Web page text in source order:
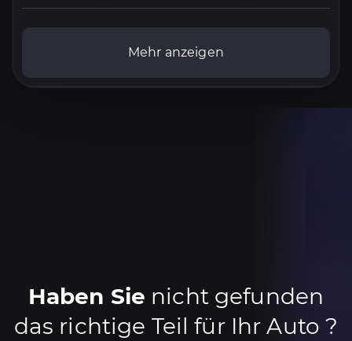
Mehr anzeigen
Haben Sie nicht gefunden
das richtige Teil für Ihr Auto ?